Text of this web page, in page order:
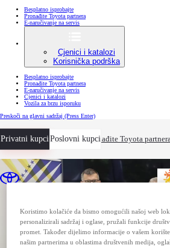
Besplatno isprobajte
Pronađite Toyota partnera
E-naručivanje na servis
Cjenici i katalozi
Korisnička podrška
Besplatno isprobajte
Pronađite Toyota partnera
E-naručivanje na servis
Cjenici i katalozi
Vozila za brzu isporuku
Preskoči na glavni sadržaj (Press Enter)
Privatni kupciPoslovni kupci
Besplatno isprobajte Pronađite Toyota
Koristimo kolačiće da bismo omogućili našoj web
personalizirali sadržaj i oglase, pružali funkcije
promet. Također dijelimo informacije o vašem
našim partnerima u oblastima društvenih medija,